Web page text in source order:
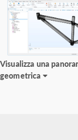
Visualizza una
geometrica